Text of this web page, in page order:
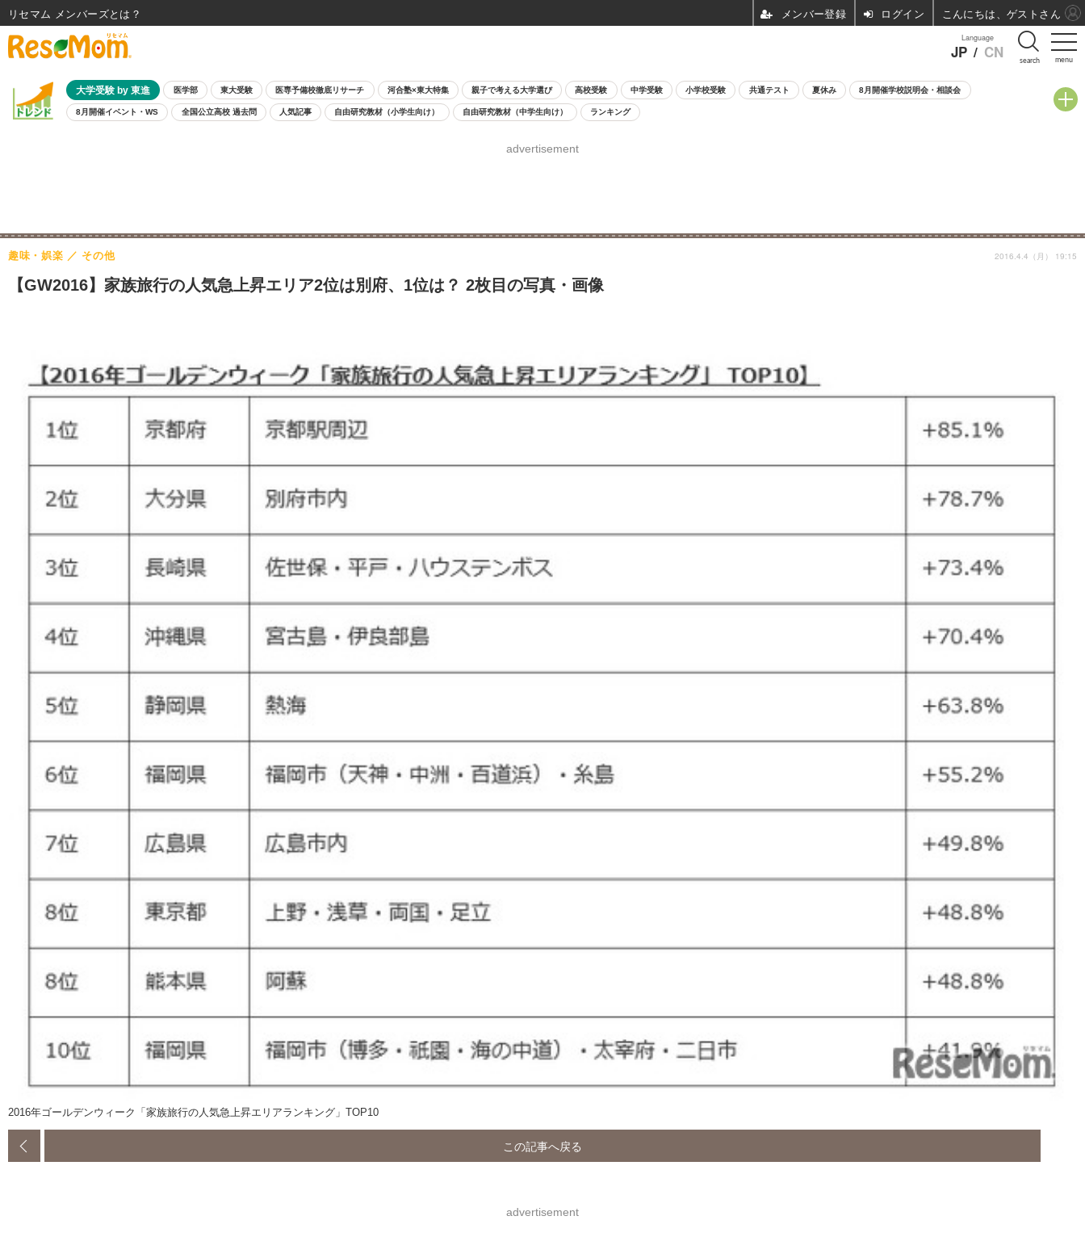
menu
Language
JP / CN search
大学受験 by 東進 医学部 東大受験 医専予備校徹底リサーチ 河合塾×東大特集 親子で考える大学選び 高校受験 中学受験 小学校受験 共通テスト 夏休み 8月開催学校説明会・相談会
8月開催イベント・WS 全国公立高校 過去問 人気記事 自由研究教材（小学生向け） 自由研究教材（中学生向け） ランキング
advertisement
【GW2016】家族旅行の人気急上昇エリア2位は別府、1位は？ 2枚目の写真・画像
趣味・娯楽 その他 2016.4.4（月） 19:15
2016年ゴールデンウィーク「家族旅行の人気急上昇エリアランキング」TOP10
この記事へ戻る
advertisement
リセマム メンバーズ ログイン こんにちは、ゲストさん